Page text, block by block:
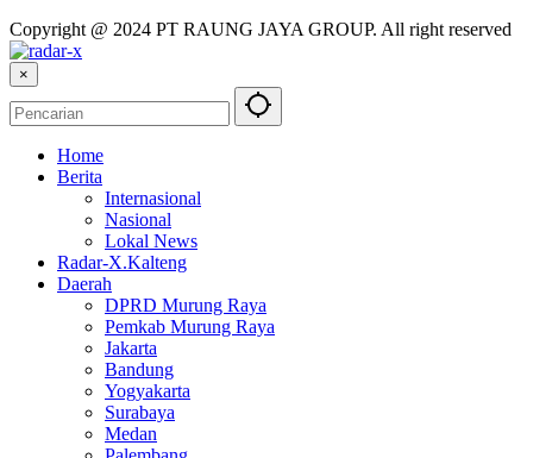
Copyright @ 2024 PT RAUNG JAYA GROUP. All right reserved
×
Home
Berita
Internasional
Nasional
Lokal News
Radar-X.Kalteng
Daerah
DPRD Murung Raya
Pemkab Murung Raya
Jakarta
Bandung
Yogyakarta
Surabaya
Medan